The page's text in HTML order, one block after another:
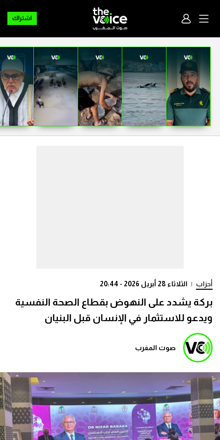
اشتراك
أحزاب | الثلاثاء 28 أبريل 2026 - 20:44
بركة يشدد على النهوض بقطاع الصحة النفسية
ويدعو للاستثمار في الإنسان قبل البنيان
صوت المغرب